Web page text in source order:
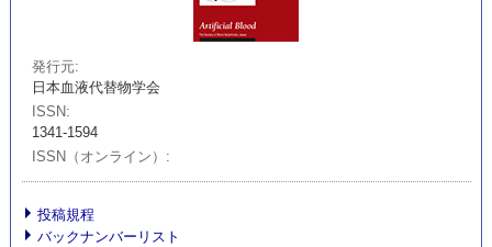
発行元
日本血液代替物学会
ISSN
1341-1594
ISSN（オンライン）
投稿規程
バックナンバーリスト